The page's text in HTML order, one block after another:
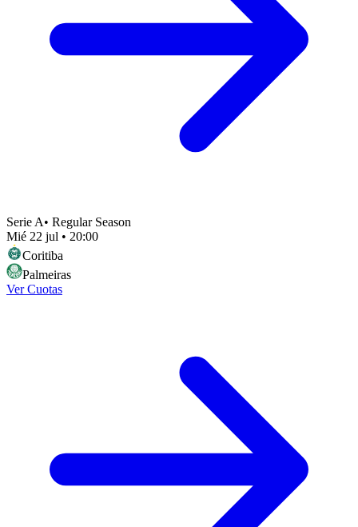
Serie A• Regular Season
Mié 22 jul • 20:00
Coritiba
Palmeiras
Ver Cuotas